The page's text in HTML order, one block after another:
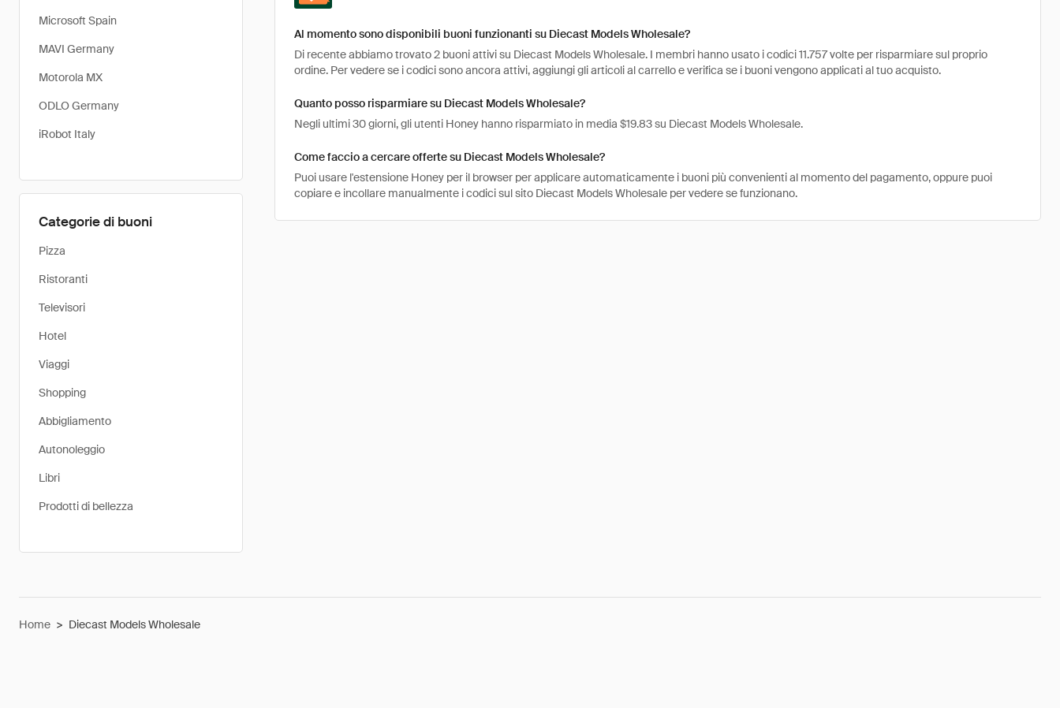
Microsoft Spain
MAVI Germany
Motorola MX
ODLO Germany
iRobot Italy
Categorie di buoni
Pizza
Ristoranti
Televisori
Hotel
Viaggi
Shopping
Abbigliamento
Autonoleggio
Libri
Prodotti di bellezza
Al momento sono disponibili buoni funzionanti su Diecast Models Wholesale?
Di recente abbiamo trovato 2 buoni attivi su Diecast Models Wholesale. I membri hanno usato i codici 11.757 volte per risparmiare sul proprio
ordine. Per vedere se i codici sono ancora attivi, aggiungi gli articoli al carrello e verifica se i buoni vengono applicati al tuo acquisto.
Quanto posso risparmiare su Diecast Models Wholesale?
Negli ultimi 30 giorni, gli utenti Honey hanno risparmiato in media $19.83 su Diecast Models Wholesale.
Come faccio a cercare offerte su Diecast Models Wholesale?
Puoi usare l'estensione Honey per il browser per applicare automaticamente i buoni più convenienti al momento del pagamento, oppure puoi
copiare e incollare manualmente i codici sul sito Diecast Models Wholesale per vedere se funzionano.
Home > Diecast Models Wholesale